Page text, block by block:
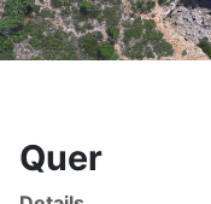
Quer